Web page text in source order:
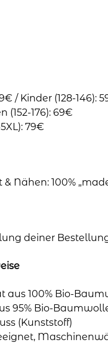
/ Kinder (128-146):
176): 69€
79€
Nähen: 100%
deiner
aus 100% Bio-
95% Bio-
(Kunststoff)